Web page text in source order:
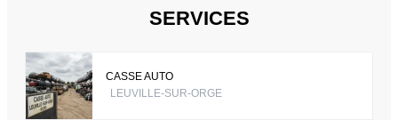
SERVICES
CASSE AUTO
LEUVILLE-SUR-ORGE